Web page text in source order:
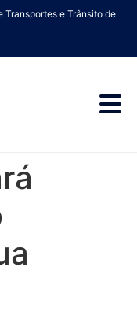
e Trânsito de